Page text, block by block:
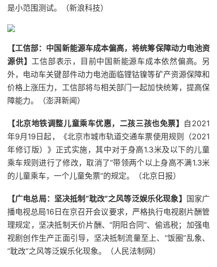
是小范围测试。（新浪科技）
【工信部：中国新能源车成本偏高，将统筹保障动力电池资
源供】工信部表示，目前中国新能源车成本依然偏高。另
外，电动车关键部件动力电池面临锂钴镍等矿产资源保障和
价格上涨压力，工信部将与相关部门一起加快统筹，提高保
障能力。（澎湃新闻）
【北京地铁调整儿童乘车优惠，二孩三孩也免票】 自2021
年9月19日起，《北京市城市轨道交通车票使用规则（2021
年修订版）》正式实施，其中对于身高1.3米及以下的儿童
乘车规则进行了修改，取消了“带领两个以上身高不满1.3米
的儿童乘车，一个儿童免票”的规定。（北京日报）
【广电总局：坚决抵制“耽改”之风等泛娱乐化现象】
国家广
播电视总局16日在京召开会议要求，严格执行电视剧片酬管
理规定，坚决抵制天价片酬、“阴阳合同”、偷逃税；加强电
视剧创作生产正面引导，坚决抵制流量至上、“饭圈”乱象、
“耽改”之风等泛娱乐化现象。（人民法制网）